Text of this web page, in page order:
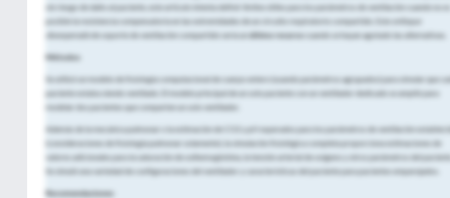
sin riesgo de daño al paciente, este artículo intenta definir límites útiles para los parámetros de ventilación cuando no es
posible la resistencia compensatoria en las extremidades de un circuito respiratorio compartido. Este
enfoque
desesperado de soporte de ventilación compartido sería unúltimo recurso cuando se hayan agotado las alternativas.
Métodos
Se utilizó un modelo de fisiología computacional de cuerpo entero (usando parámetros agrupados) para simular que
paciente estaba siendo ventilado. El modelo principal de un solo paciente con un ventilador dedicado se amplió para
modelar dos pacientes que comparten un solo ventilador.
Además de la mecánica pulmonar o la estimación de CO2 y pH esperados para los parámetros de ventilación
(consideraciones de fisiología pulmonar solamente), la simulación fisiológica completa proporciona estimaciones de
valores adicionales para la saturación de oxihemoglobina, la tensión arterial de oxígeno y otros parámetros del paciente.
Se simuló una variedad de configuraciones del ventilador y características del paciente para pacientes emparejados.
Recomendaciones